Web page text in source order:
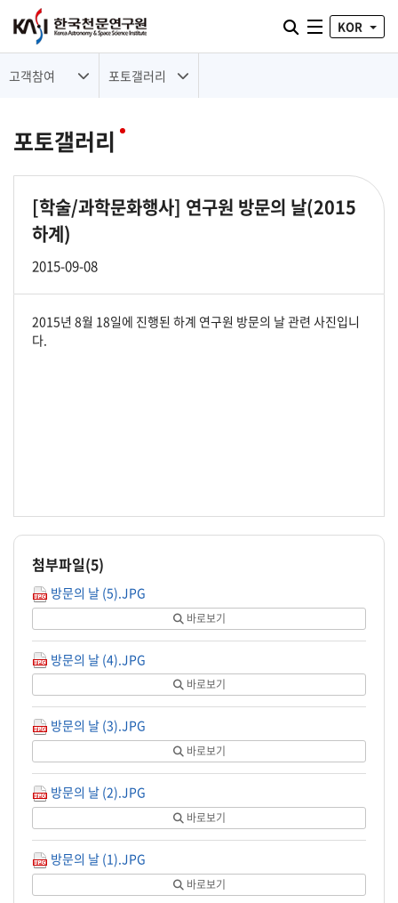
통합검색 열기
전체메뉴
KOR
고객참여 포토갤러리
포토갤러리
[학술/과학문화행사] 연구원 방문의 날(2015
하계)
2015-09-08
2015년 8월 18일에 진행된 하계 연구원 방문의 날 관련 사진입니
다.
첨부파일(5)
방문의 날 (5).JPG
바로보기
방문의 날 (4).JPG
바로보기
방문의 날 (3).JPG
바로보기
방문의 날 (2).JPG
바로보기
방문의 날 (1).JPG
바로보기